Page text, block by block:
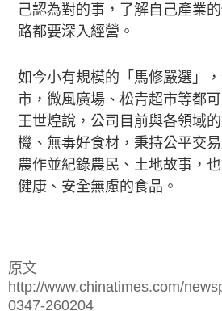
己認為對的事，了解自己產業
路都要深入經營。
如今小有規模的「馬修嚴選」
市，微風廣場、松青超市等都
王世煌說，公司目前與各領域
機、無毒好食材，秉持公平交
農作並紀錄農民、土地故事，
健康、安全無慮的食品。
原文
http://www.chinatimes.com/
0347-260204